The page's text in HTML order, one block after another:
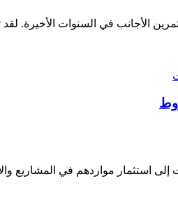
الأجانب في السنوات الأخيرة.
استثمار مواردهم في المشاريع